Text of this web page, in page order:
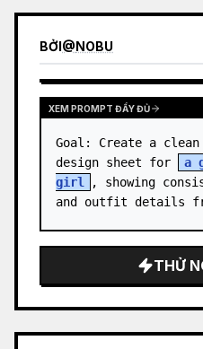
BỞI@NOBU
XEM PROMPT ĐẦY ĐỦ
Goal: Create a
design sheet for
a
girl
, showing
and outfit details
character sheet,THỬ